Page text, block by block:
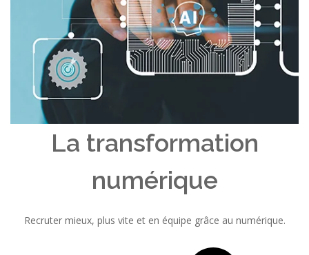
La transformation
numérique
Recruter mieux, plus vite et en équipe grâce au numérique.